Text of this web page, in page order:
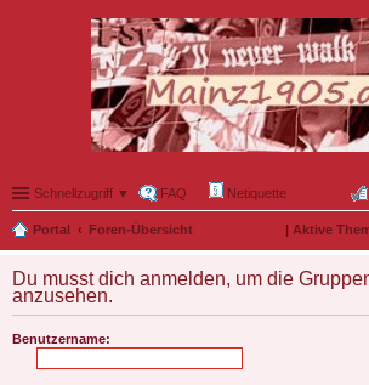
Schnellzugriff ▼ FAQ Netiquette
Portal Foren-Übersicht | Aktive
Du musst dich anmelden, um die
anzusehen.
Benutzername: